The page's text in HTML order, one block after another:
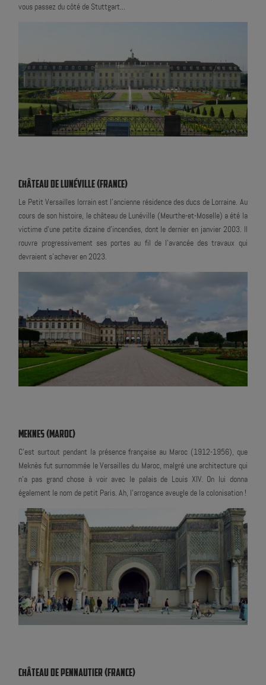
vous passez du côté de Stuttgart...
CHÂTEAU DE LUNÉVILLE (FRANCE)
Le Petit Versailles lorrain est l'ancienne résidence des ducs de Lorraine. Au
cours de son histoire, le château de Lunéville (Meurthe-et-Moselle) a été la
victime d'une petite dizaine d'incendies, dont le dernier en janvier 2003. Il
rouvre progressivement ses portes au fil de l'avancée des travaux qui
devraient s'achever en 2023.
MEKNES (MAROC)
C'est surtout pendant la présence française au Maroc (1912-1956), que
Meknès fut surnommée le Versailles du Maroc, malgré une architecture qui
n'a pas grand chose à voir avec le palais de Louis XIV. On lui donna
également le nom de petit Paris. Ah, l'arrogance aveugle de la colonisation !
CHÂTEAU DE PENNAUTIER (FRANCE)